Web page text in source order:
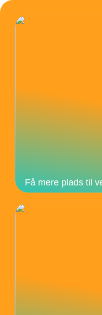
Få mere plads til